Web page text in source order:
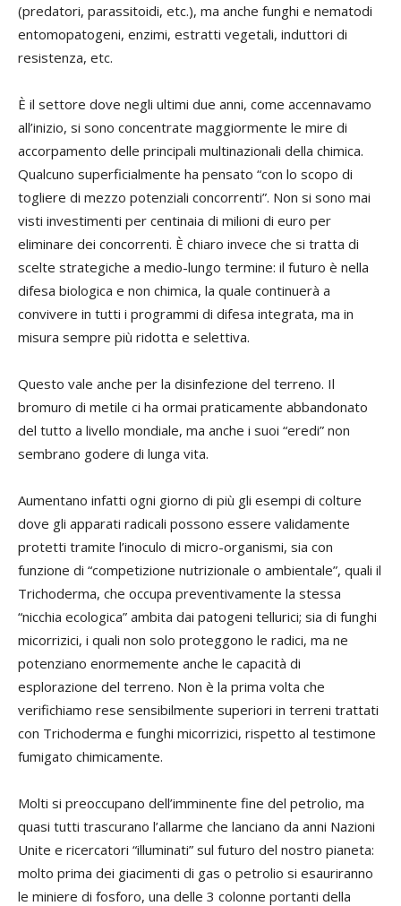
(predatori, parassitoidi, etc.), ma anche funghi e nematodi
entomopatogeni, enzimi, estratti vegetali, induttori di
resistenza, etc.
È il settore dove negli ultimi due anni, come accennavamo
all’inizio, si sono concentrate maggiormente le mire di
accorpamento delle principali multinazionali della chimica.
Qualcuno superficialmente ha pensato “con lo scopo di
togliere di mezzo potenziali concorrenti”. Non si sono mai
visti investimenti per centinaia di milioni di euro per
eliminare dei concorrenti. È chiaro invece che si tratta di
scelte strategiche a medio-lungo termine: il futuro è nella
difesa biologica e non chimica, la quale continuerà a
convivere in tutti i programmi di difesa integrata, ma in
misura sempre più ridotta e selettiva.
Questo vale anche per la disinfezione del terreno. Il
bromuro di metile ci ha ormai praticamente abbandonato
del tutto a livello mondiale, ma anche i suoi “eredi” non
sembrano godere di lunga vita.
Aumentano infatti ogni giorno di più gli esempi di colture
dove gli apparati radicali possono essere validamente
protetti tramite l’inoculo di micro-organismi, sia con
funzione di “competizione nutrizionale o ambientale”, quali il
Trichoderma, che occupa preventivamente la stessa
“nicchia ecologica” ambita dai patogeni tellurici; sia di funghi
micorrizici, i quali non solo proteggono le radici, ma ne
potenziano enormemente anche le capacità di
esplorazione del terreno. Non è la prima volta che
verifichiamo rese sensibilmente superiori in terreni trattati
con Trichoderma e funghi micorrizici, rispetto al testimone
fumigato chimicamente.
Molti si preoccupano dell’imminente fine del petrolio, ma
quasi tutti trascurano l’allarme che lanciano da anni Nazioni
Unite e ricercatori “illuminati” sul futuro del nostro pianeta:
molto prima dei giacimenti di gas o petrolio si esauriranno
le miniere di fosforo, una delle 3 colonne portanti della